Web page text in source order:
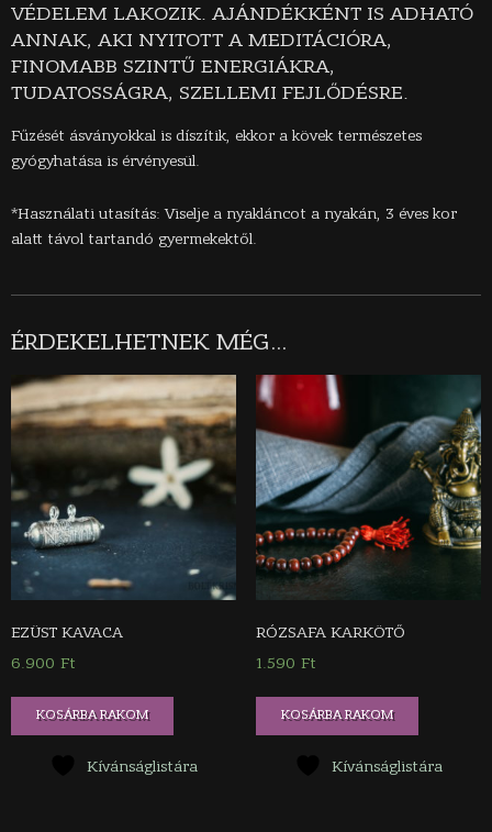
VÉDELEM LAKOZIK. AJÁNDÉKKÉNT IS ADHATÓ
ANNAK, AKI NYITOTT A MEDITÁCIÓRA,
FINOMABB SZINTŰ ENERGIÁKRA,
TUDATOSSÁGRA, SZELLEMI FEJLŐDÉSRE.
Fűzését ásványokkal is díszítik, ekkor a kövek természetes
gyógyhatása is érvényesül.
*Használati utasítás: Viselje a nyakláncot a nyakán, 3 éves kor
alatt távol tartandó gyermekektől.
ÉRDEKELHETNEK MÉG…
EZÜST KAVACA
6.900 Ft
KOSÁRBA RAKOM
Kívánságlistára
RÓZSAFA KARKÖTŐ
1.590 Ft
KOSÁRBA RAKOM
Kívánságlistára